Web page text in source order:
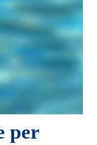
per